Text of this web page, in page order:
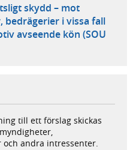
skydd – mot
bedrägerier i vissa fall
avseende kön (SOU
till ett förslag skickas
andra intressenter.